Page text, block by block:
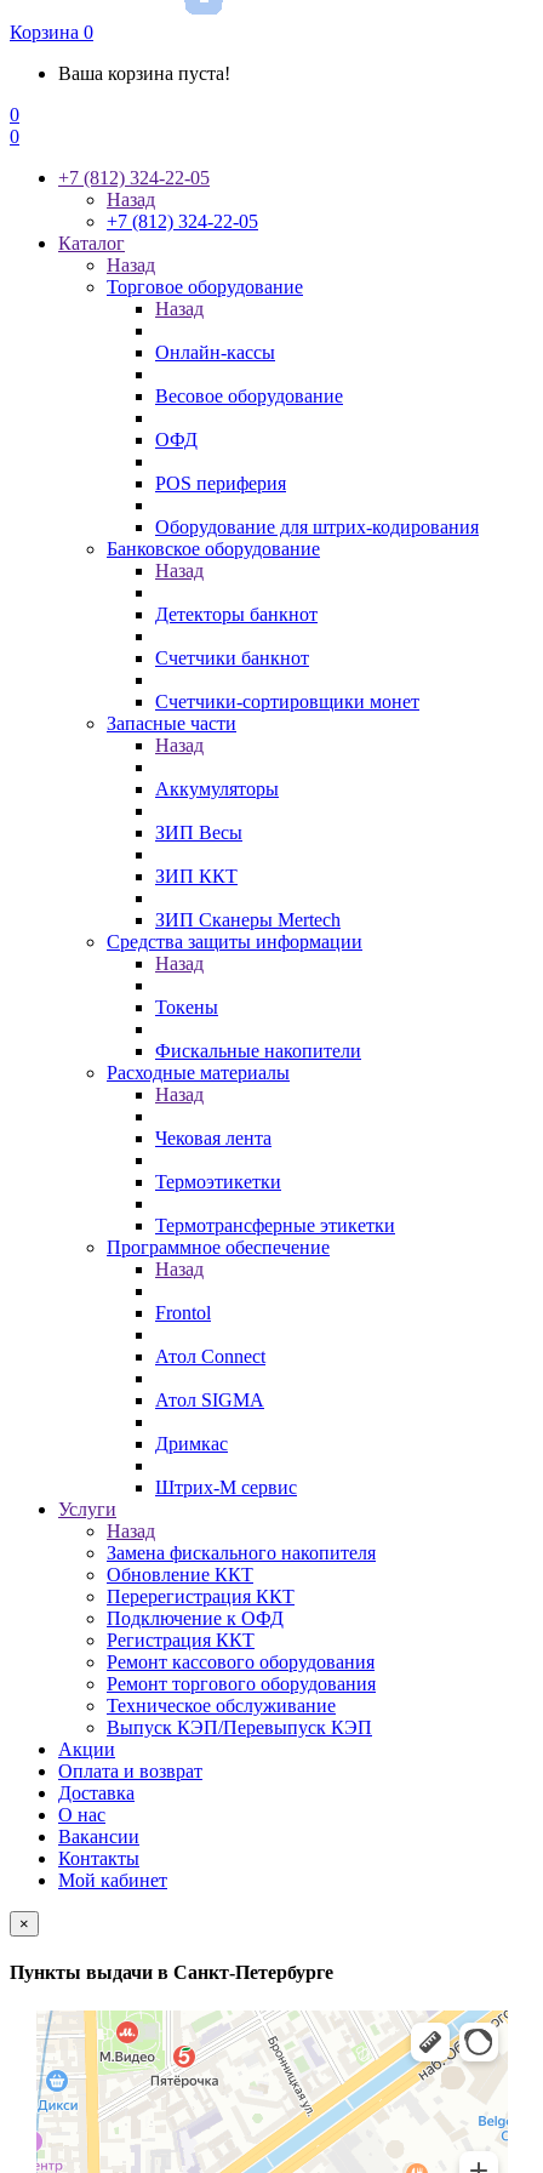
Корзина 0
Ваша корзина пуста!
0
0
+7 (812) 324-22-05
Назад
+7 (812) 324-22-05
Каталог
Назад
Торговое оборудование
Назад
Онлайн-кассы
Весовое оборудование
ОФД
POS периферия
Оборудование для штрих-кодирования
Банковское оборудование
Назад
Детекторы банкнот
Счетчики банкнот
Счетчики-сортировщики монет
Запасные части
Назад
Аккумуляторы
ЗИП Весы
ЗИП ККТ
ЗИП Сканеры Mertech
Средства защиты информации
Назад
Токены
Фискальные накопители
Расходные материалы
Назад
Чековая лента
Термоэтикетки
Термотрансферные этикетки
Программное обеспечение
Назад
Frontol
Атол Connect
Атол SIGMA
Дримкас
Штрих-М сервис
Услуги
Назад
Замена фискального накопителя
Обновление ККТ
Перерегистрация ККТ
Подключение к ОФД
Регистрация ККТ
Ремонт кассового оборудования
Ремонт торгового оборудования
Техническое обслуживание
Выпуск КЭП/Перевыпуск КЭП
Акции
Оплата и возврат
Доставка
О нас
Вакансии
Контакты
Мой кабинет
×
Пункты выдачи в Санкт-Петербурге